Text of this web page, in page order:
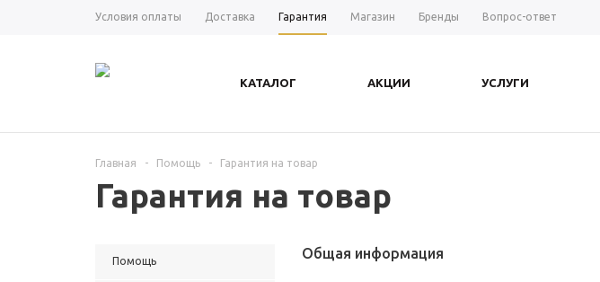
Условия оплаты Доставка Гарантия Магазин Бренды Вопрос-ответ
КАТАЛОГ АКЦИИ УСЛУГИ
Главная - Помощь - Гарантия на товар
Гарантия на товар
Помощь Общая информация